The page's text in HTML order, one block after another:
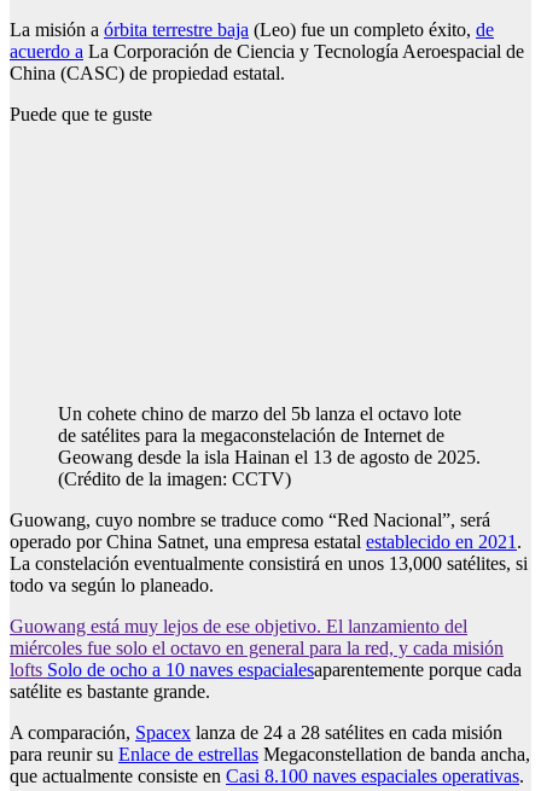
La misión a órbita terrestre baja (Leo) fue un completo éxito, de
acuerdo a La Corporación de Ciencia y Tecnología Aeroespacial de
China (CASC) de propiedad estatal.
Puede que te guste
Un cohete chino de marzo del 5b lanza el octavo lote
de satélites para la megaconstelación de Internet de
Geowang desde la isla Hainan el 13 de agosto de 2025.
(Crédito de la imagen: CCTV)
Guowang, cuyo nombre se traduce como “Red Nacional”, será
operado por China Satnet, una empresa estatal establecido en 2021 .
La constelación eventualmente consistirá en unos 13,000 satélites, si
todo va según lo planeado.
Guowang está muy lejos de ese objetivo. El lanzamiento del
miércoles fue solo el octavo en general para la red, y cada misión
lofts Solo de ocho a 10 naves espacialesaparentemente porque cada
satélite es bastante grande.
A comparación, Spacex lanza de 24 a 28 satélites en cada misión
para reunir su Enlace de estrellas Megaconstellation de banda ancha,
que actualmente consiste en Casi 8.100 naves espaciales operativas.